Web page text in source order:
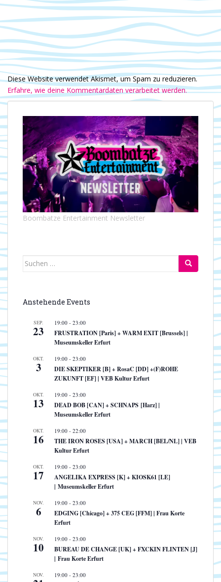
Diese Website verwendet Akismet, um Spam zu reduzieren.
Erfahre, wie deine Kommentardaten verarbeitet werden.
Boombatze Entertainment Newsletter
Suchen
Anstehende Events
SEP.
23
19:00 - 23:00
FRUSTRATION [Paris] + WARM EXIT [Brussels] |
Museumskeller Erfurt
OKT.
3
19:00 - 23:00
DIE SKEPTIKER [B] + RosaC [DD] +(F)ROHE
ZUKUNFT [EF] | VEB Kultur Erfurt
OKT.
13
19:00 - 23:00
DEAD BOB [CAN] + SCHNAPS [Harz] |
Museumskeller Erfurt
OKT.
16
19:00 - 22:00
THE IRON ROSES [USA] + MARCH [BEL/NL] | VEB
Kultur Erfurt
OKT.
17
19:00 - 23:00
ANGELIKA EXPRESS [K] + KIOSK61 [LE]
| Museumskeller Erfurt
NOV.
6
19:00 - 23:00
EDGING [Chicago] + 375 CEG [FFM] | Frau Korte
Erfurt
NOV.
10
19:00 - 23:00
BUREAU DE CHANGE [UK] + FXCKIN FLINTEN [J]
| Frau Korte Erfurt
NOV. 19:00 - 23:00